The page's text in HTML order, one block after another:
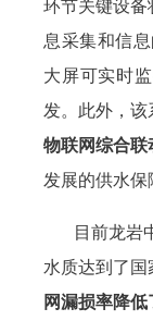
息采集和信
大屏可实时
发。此外，
物联网综合联
发展的供水保
目前龙岩
水质达到了国
网漏损率降低